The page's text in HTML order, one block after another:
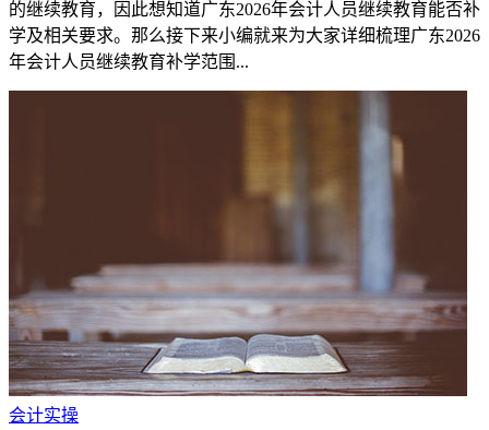
的继续教育，因此想知道广东2026年会计人员继续教育能否补
学及相关要求。那么接下来小编就来为大家详细梳理广东2026
年会计人员继续教育补学范围...
会计实操